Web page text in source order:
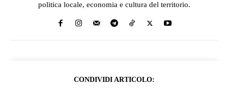
politica locale, economia e cultura del territorio.
CONDIVIDI ARTICOLO: